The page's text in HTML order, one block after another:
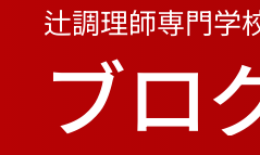
辻調理師専門学
ブロ